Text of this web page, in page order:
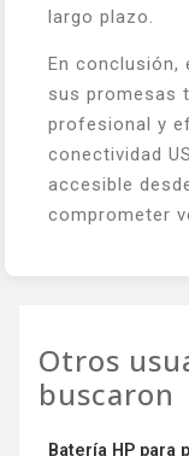
largo plazo.
En conclusión,
sus promesas
profesional y
conectividad
accesible
comprometer
Otros
buscaron
Batería HP para